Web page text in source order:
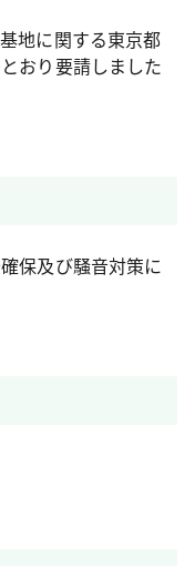
地に関する東京都
おり要請しました
保及び騒音対策に